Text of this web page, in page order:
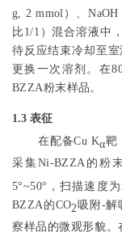
g, 2 mmol）、
比1/1）混合溶液中
待反应结束冷却至
更换一次溶剂。在
BZZA粉末样品。
1.3 表征
在配备Cu Kα靶
采集Ni-BZZA的粉
5°~50°，扫描速度为
BZZA的CO2 吸附-解
察样品的微观形貌。